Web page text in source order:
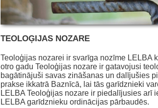
TEOLOĢIJAS NOZARE
Teoloģijas nozarei ir svarīga nozīme LELBA
otro gadu Teoloģijas nozare ir gatavojusi
bagātinājuši savas zināšanas un dalījušies
prakse ikkatrā Baznīcā, lai tās garīdznieki
LELBA Teoloģijas nozare ir piedalījusies arī
LELBA garīdznieku ordinācijas pārbaudēs.